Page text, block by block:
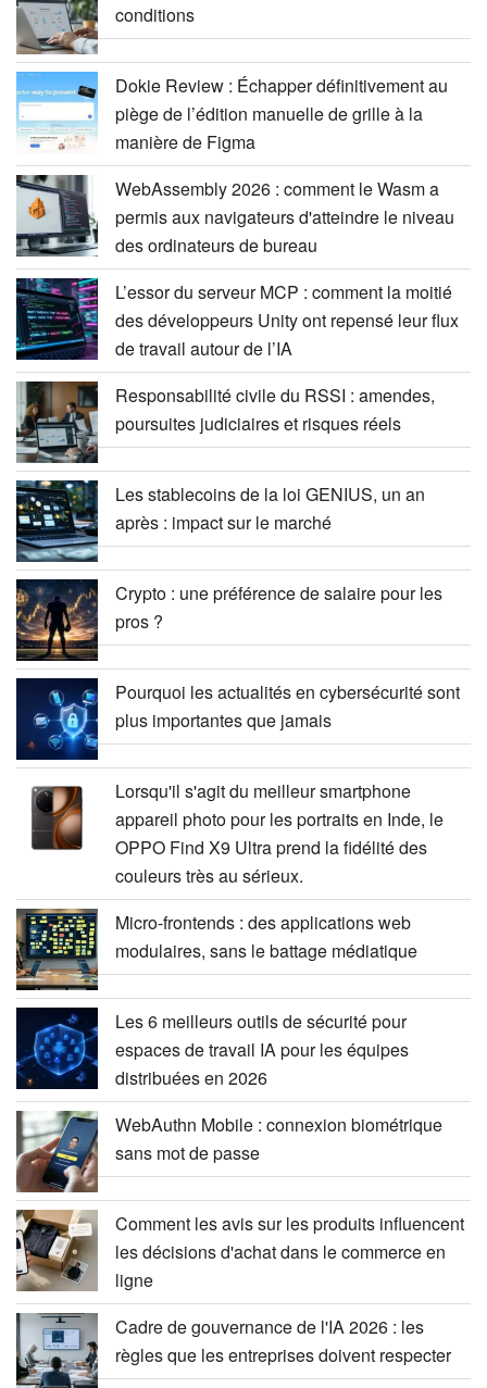
conditions
Dokie Review : Échapper définitivement au
piège de l’édition manuelle de grille à la
manière de Figma
WebAssembly 2026 : comment le Wasm a
permis aux navigateurs d'atteindre le niveau
des ordinateurs de bureau
L’essor du serveur MCP : comment la moitié
des développeurs Unity ont repensé leur flux
de travail autour de l’IA
Responsabilité civile du RSSI : amendes,
poursuites judiciaires et risques réels
Les stablecoins de la loi GENIUS, un an
après : impact sur le marché
Crypto : une préférence de salaire pour les
pros ?
Pourquoi les actualités en cybersécurité sont
plus importantes que jamais
Lorsqu'il s'agit du meilleur smartphone
appareil photo pour les portraits en Inde, le
OPPO Find X9 Ultra prend la fidélité des
couleurs très au sérieux.
Micro-frontends : des applications web
modulaires, sans le battage médiatique
Les 6 meilleurs outils de sécurité pour
espaces de travail IA pour les équipes
distribuées en 2026
WebAuthn Mobile : connexion biométrique
sans mot de passe
Comment les avis sur les produits influencent
les décisions d'achat dans le commerce en
ligne
Cadre de gouvernance de l'IA 2026 : les
règles que les entreprises doivent respecter